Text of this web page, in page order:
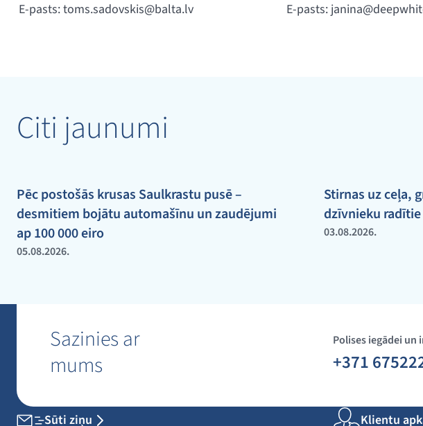
E-pasts:toms.sadovskis@balta.lv
E-pasts:
Citi jaunumi
Pēc postošās krusas Saulkrastu pusē –
desmitiem bojātu automašīnu un zaudējumi
ap 100 000 eiro
05.08.2026.
Stirnas uz ceļa,
dzīvnieku
03.08.2026.
Sazinies ar
mums
Polises iegādei un
+371
Sūti ziņu Klientu